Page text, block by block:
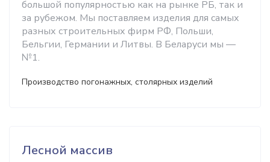
большой популярностью как на рынке РБ, так и
за рубежом. Мы поставляем изделия для самых
разных строительных фирм РФ, Польши,
Бельгии, Германии и Литвы. В Беларуси мы —
№1.
Производство погонажных, столярных изделий
Лесной массив